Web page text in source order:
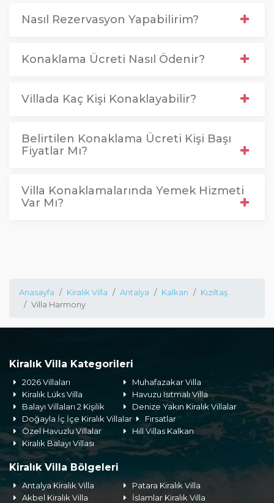
Nasıl Rezervasyon Yapabilirim?
Konaklama Ücreti Nasıl Ödenir?
Villada Kaç Kişi Konaklayabilir?
Belirtilen Konaklama Ücreti Kişi Başı
Fiyatlar Mı?
Villa Konaklamalarında Yemek Hizmeti
Var Mı?
Anasayfa Kiralık Villa Antalya Kalkan
Kızıltaş
Villa Harmony
Kiralık Villa Kategorileri
2026 Villaları
Muhafazakar Villa
Kiralık Lüks Villa
Havuzu Isıtmalı Villa
Balayı Villaları 2 Kişilik
Denize Yakın Kiralık Villalar
Doğayla İç İçe Kiralık Villalar
Fırsatlar
Özel Havuzlu Villalar
Hill Villas Kalkan
Kiralık Balayı Villası
Kiralık Villa Bölgeleri
Antalya Kiralık Villa
Patara Kiralık Villa
Akbel Kiralık Villa
İslamlar Kiralık Villa